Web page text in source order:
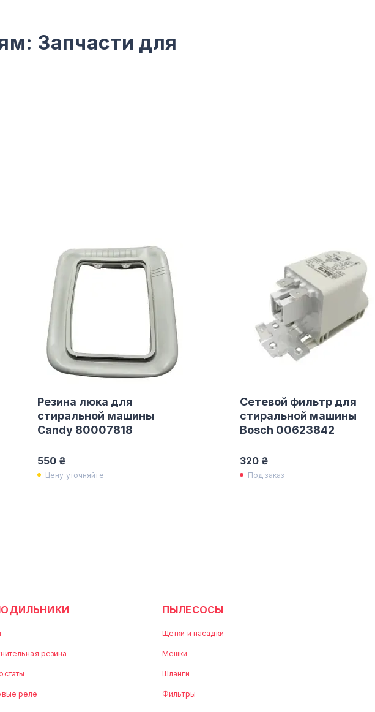
Запчасти для
Резина люка для
стиральной машины
Candy 80007818
550 ₴
Цену уточняйте
Сетевой фильтр для
стиральной машины
Bosch 00623842
320 ₴
Под заказ
резина
реле
ПЫЛЕСОСЫ
Щетки и насадки
Мешки
Шланги
Фильтры